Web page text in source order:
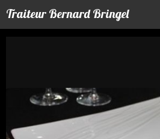
Traiteur Bernard Bringel
Panneau de gestion des cookies